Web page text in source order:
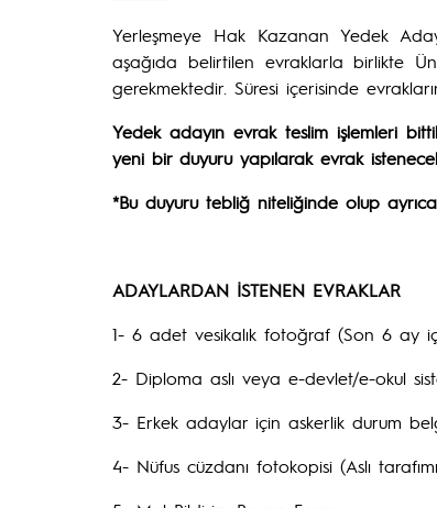
Yerleşmeye Hak Kazanan Yedek
aşağıda belirtilen evraklarla birlikte
gerekmektedir. Süresi içerisinde
Yedek adayın evrak teslim işlemleri
yeni bir duyuru yapılarak evrak
*Bu duyuru tebliğ niteliğinde olup
ADAYLARDAN İSTENEN EVRAKLAR
1- 6 adet vesikalık fotoğraf (Son 6 ay
2- Diploma aslı veya e-devlet/e-okul
3- Erkek adaylar için askerlik durum
4- Nüfus cüzdanı fotokopisi (Aslı